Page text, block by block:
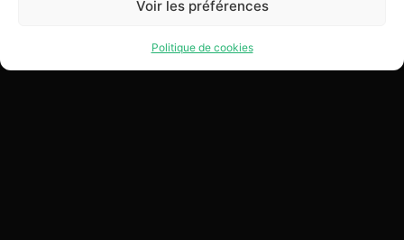
Voir les préférences
Politique de cookies